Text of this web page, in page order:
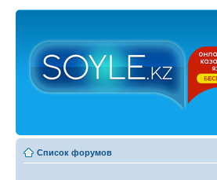
Список форумов